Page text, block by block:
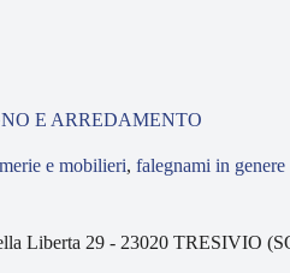
E ARREDAMENTO
e mobilieri, falegnami in genere
Liberta 29 - 23020 TRESIVIO